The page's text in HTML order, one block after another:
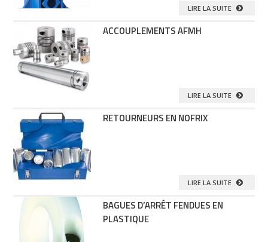
LIRE LA SUITE
ACCOUPLEMENTS AFMH
LIRE LA SUITE
RETOURNEURS EN NOFRIX
LIRE LA SUITE
BAGUES D’ARRÊT FENDUES EN
PLASTIQUE